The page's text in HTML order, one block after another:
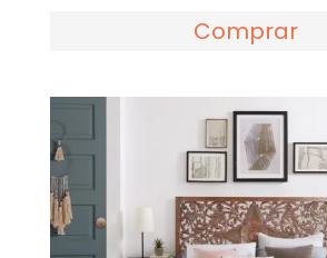
Comprar